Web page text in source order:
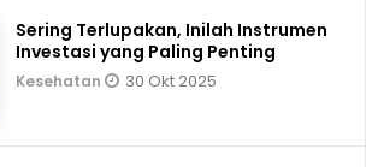
Sering Terlupakan, Inilah Instrumen
Investasi yang Paling Penting
Kesehatan 30 Okt 2025